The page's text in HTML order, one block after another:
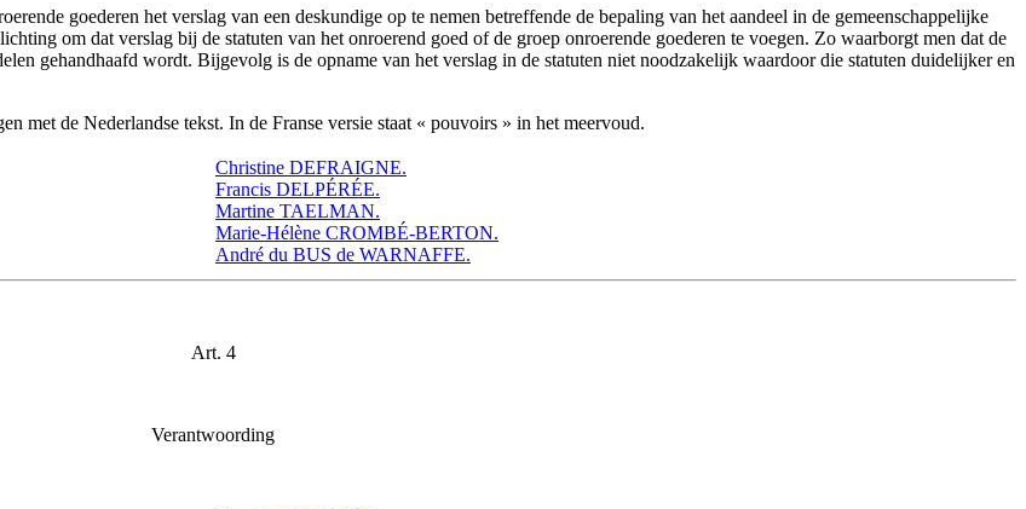
goederen het verslag van een deskundige op te nemen betreffende de bepaling van het aandeel in de gemeenschappelijke
om dat verslag bij de statuten van het onroerend goed of de groep onroerende goederen te voegen. Zo waarborgt men dat de
gehandhaafd wordt. Bijgevolg is de opname van het verslag in de statuten niet noodzakelijk waardoor die statuten duidelijker en
met de Nederlandse tekst. In de Franse versie staat « pouvoirs » in het meervoud.
Christine DEFRAIGNE.
Francis DELPÉRÉE.
Martine TAELMAN.
Marie-Hélène CROMBÉ-BERTON.
André du BUS de WARNAFFE.
Art. 4
Verantwoording